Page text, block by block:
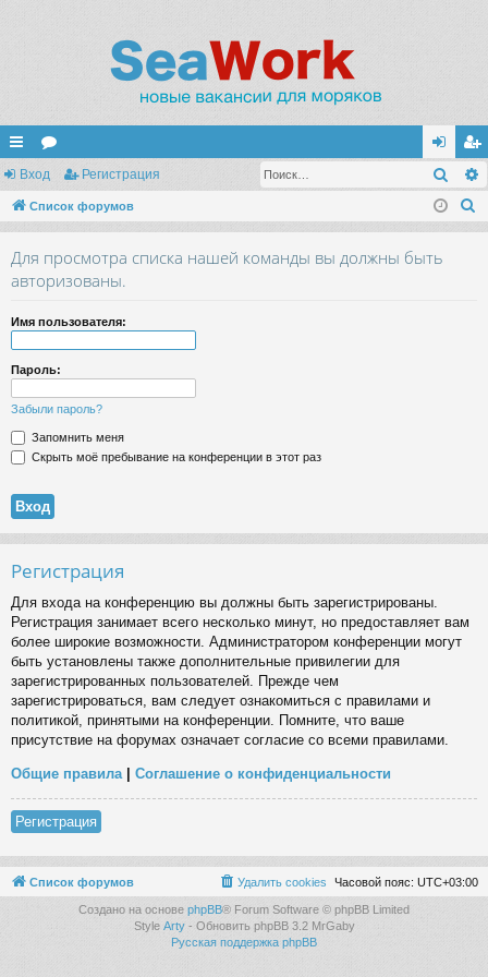
с
ы
ор
ум
хо
д
ег
ис
Вход Регистрация
Список форумов
Для просмотра списка нашей команды вы должны быть
авторизованы.
Имя пользователя:
Пароль:
Забыли пароль?
Запомнить меня
Скрыть моё пребывание на конференции в этот раз
Регистрация
Для входа на конференцию вы должны быть зарегистрированы.
Регистрация занимает всего несколько минут, но предоставляет вам
более широкие возможности. Администратором конференции могут
быть установлены также дополнительные привилегии для
зарегистрированных пользователей. Прежде чем
зарегистрироваться, вам следует ознакомиться с правилами и
политикой, принятыми на конференции. Помните, что ваше
присутствие на форумах означает согласие со всеми правилами.
Общие правила | Соглашение о конфиденциальности
Регистрация
Список форумов Часовой пояс: UTC+03:00
Удалить cookies
Создано на основе phpBB® Forum Software © phpBB Limited
Style Arty- Обновить phpBB 3.2 MrGaby
Русская поддержка phpBB